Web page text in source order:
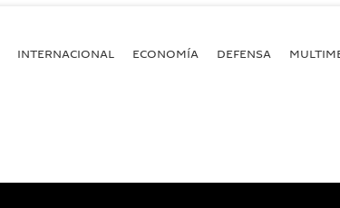
INTERNACIONAL ECONOMÍA DEFENSA